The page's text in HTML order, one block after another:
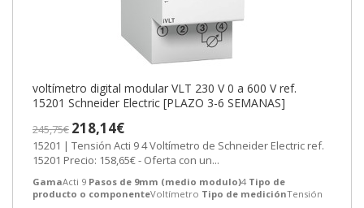
voltímetro digital modular VLT 230 V 0 a 600 V ref.
15201 Schneider Electric [PLAZO 3-6 SEMANAS]
245,75€ 218,14€
15201 | Tensión Acti 9 4 Voltímetro de Schneider Electric ref.
15201 Precio: 158,65€ - Oferta con un...
GamaActi 9 Pasos de 9mm (medio modulo)4 Tipo de
producto o componenteVoltímetro Tipo de mediciónTensión